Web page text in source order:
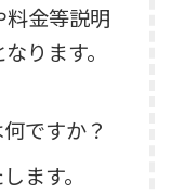
金等説明
ります。
ですか？
ます。